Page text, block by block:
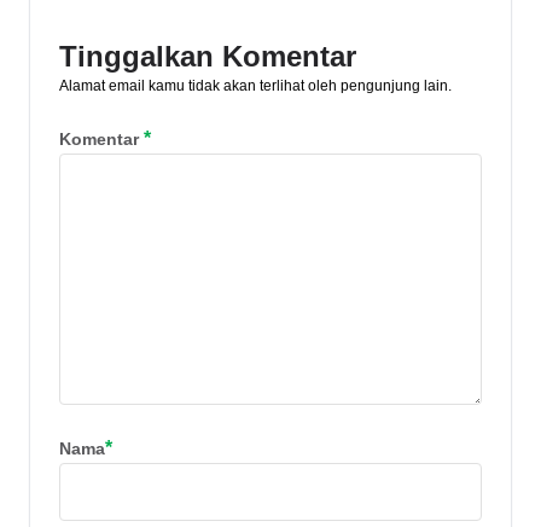
produktif dan bermanfaat juga tak kalah
penting. Bill Gates, Michelle Obama, Tim
Tinggalkan Komentar
Alamat email kamu tidak akan terlihat oleh pengunjung lain.
Komentar*
Nama*